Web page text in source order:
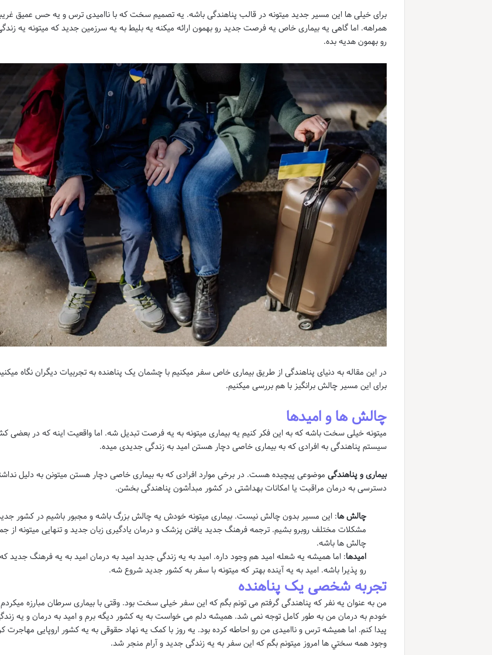
برای خیلی ها این مسیر جدید میتونه در قالب پناهندگی باشه. یه تصمیم سخت که با ناامیدی ترس و یه حس عمیق
همراهه. اما گاهی یه بیماری خاص یه فرصت جدید رو بهمون ارائه میکنه یه بلیط به یه سرزمین جدید که میتونه یه
رو بهمون هدیه بده.
در این مقاله به دنیای پناهندگی از طریق بیماری خاص سفر میکنیم با چشمان یک پناهنده به تجربیات دیگران نگاه
برای این مسیر چالش برانگیز با هم بررسی میکنیم.
چالش ها و امیدها
میتونه خیلی سخت باشه که به این فکر کنیم یه بیماری میتونه به یه فرصت تبدیل شه. اما واقعیت اینه که در بعضی
سیستم پناهندگی به افرادی که به بیماری خاصی دچار هستن امید به زندگی جدیدی میده.
بیماری و پناهندگی موضوعی پیچیده هست. در برخی موارد افرادی که به بیماری خاصی دچار هستن میتونن به دلیل
دسترسی به درمان مراقبت یا امکانات بهداشتی در کشور مبدأشون پناهندگی بخشن.
چالش ها: این مسیر بدون چالش نیست. بیماری میتونه خودش یه چالش بزرگ باشه و مجبور باشیم در کشور
مشکلات مختلف روبرو بشیم. ترجمه فرهنگ جدید یافتن پزشک و درمان یادگیری زبان جدید و تنهایی میتونه از
چالش ها باشه.
امیدها: اما همیشه یه شعله امید هم وجود داره. امید به یه زندگی جدید امید به درمان امید به یه فرهنگ جدید که
رو پذیرا باشه. امید به یه آینده بهتر که میتونه با سفر به کشور جدید شروع شه.
تجربه شخصی یک پناهنده
من به عنوان یه نفر که پناهندگی گرفتم می تونم بگم که این سفر خیلی سخت بود. وقتی با بیماری سرطان مبارزه
خودم به درمان من به طور کامل توجه نمی شد. همیشه دلم می خواست به یه کشور دیگه برم و امید به درمان و یه
پیدا کنم. اما همیشه ترس و ناامیدی من رو احاطه کرده بود. یه روز با کمک یه نهاد حقوقی به یه کشور اروپایی مهاجرت
وجود همه سختي ها امروز میتونم بگم که این سفر به یه زندگی جدید و آرام منجر شد.